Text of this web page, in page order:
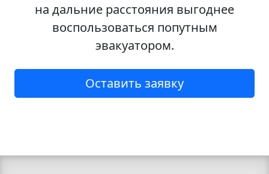
на дальние расстояния выгоднее
воспользоваться попутным
эвакуатором.
Оставить заявку